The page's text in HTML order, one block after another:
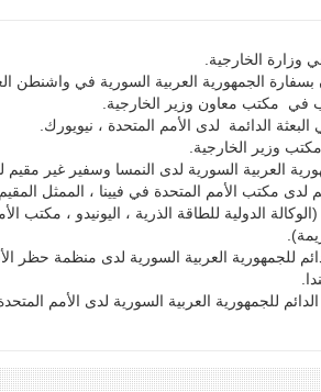
الجمهورية العربية السورية لدى النمسا وسفير غير
لدى مكتب الأمم المتحدة في فيينا ، الممثل
الدولية للطاقة الذرية ، اليونيدو ، مكتب
الدائم للجمهورية العربية السورية لدى منظمة حظر
الدائم للجمهورية العربية السورية لدى الأمم